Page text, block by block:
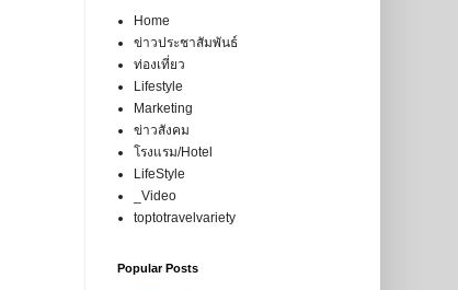
Home
ข่าวประชาสัมพันธ์
ท่องเที่ยว
Lifestyle
Marketing
ข่าวสังคม
โรงแรม/Hotel
LifeStyle
_Video
toptotravelvariety
Popular Posts